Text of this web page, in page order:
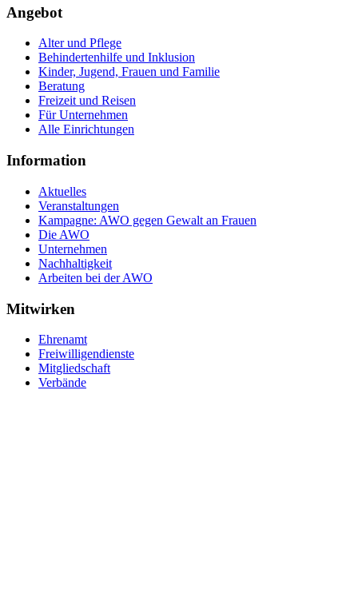
Angebot
Alter und Pflege
Behindertenhilfe und Inklusion
Kinder, Jugend, Frauen und Familie
Beratung
Freizeit und Reisen
Für Unternehmen
Alle Einrichtungen
Information
Aktuelles
Veranstaltungen
Kampagne: AWO gegen Gewalt an Frauen
Die AWO
Unternehmen
Nachhaltigkeit
Arbeiten bei der AWO
Mitwirken
Ehrenamt
Freiwilligendienste
Mitgliedschaft
Verbände